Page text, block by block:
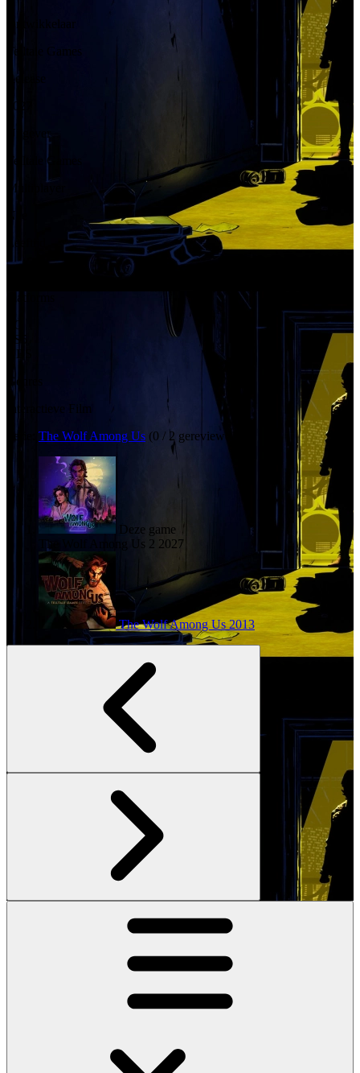
Ontwikkelaar
Telltale Games
Release
2027
Uitgever
Telltale Games
Multiplayer
Nee
Leeftijd
Platforms
PC
PS5
XBS
Genres
Interactieve Film
Serie:
The Wolf Among Us (0 / 2 gereviewd)
Deze game
The Wolf Among Us 2 2027
The Wolf Among Us2013